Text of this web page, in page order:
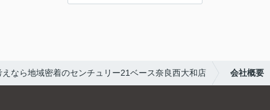
なら地域密着のセンチュリー21ベース奈良西大和店 会社概要